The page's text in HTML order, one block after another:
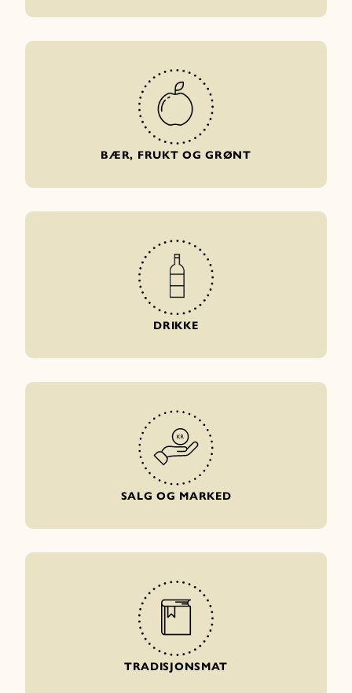
BÆR, FRUKT OG GRØNT
DRIKKE
SALG OG MARKED
TRADISJONSMAT